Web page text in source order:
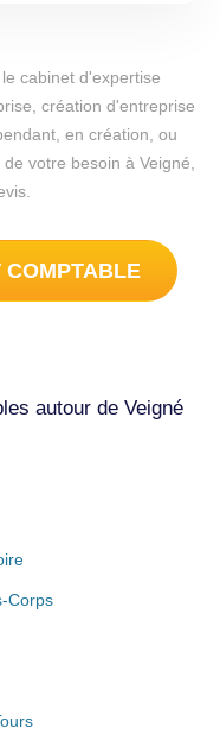
cabinet d'expertise
création d'entreprise
en création, ou
votre besoin à Veigné,
COMPTABLE
autour de Veigné
Corps